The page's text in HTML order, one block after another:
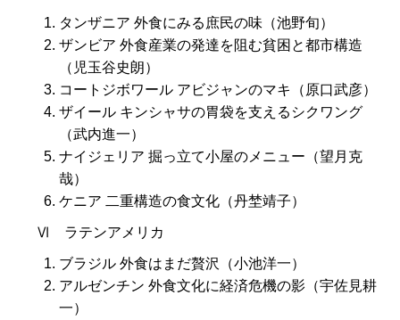
タンザニア 外食にみる庶民の味（池野旬）
ザンビア 外食産業の発達を阻む貧困と都市構造
（児玉谷史朗）
コートジボワール アビジャンのマキ（原口武彦）
ザイール キンシャサの胃袋を支えるシクワング
（武内進一）
ナイジェリア 掘っ立て小屋のメニュー（望月克
哉）
ケニア 二重構造の食文化（丹埜靖子）
Ⅵ ラテンアメリカ
ブラジル 外食はまだ贅沢（小池洋一）
アルゼンチン 外食文化に経済危機の影（宇佐見耕
一）